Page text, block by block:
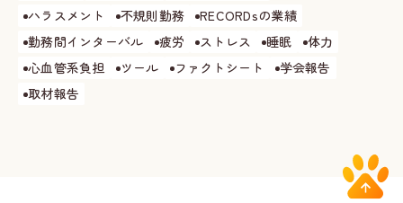
ハラスメント
不規則勤務
RECORDsの業績
勤務間インターバル
疲労 ストレス 睡眠
体力
心血管系負担
ツール ファクトシート
学会報告
取材報告